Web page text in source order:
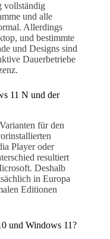
vollständig
und alle
Allerdings
und bestimmte
und Designs sind
Dauerbetriebe
11 N und der
für den
Player oder
resultiert
Deshalb
in Europa
Editionen
und Windows 11?